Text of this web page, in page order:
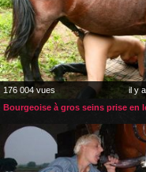
176 004 vues
il y